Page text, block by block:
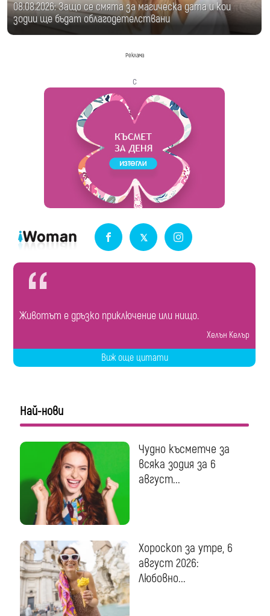
08.08.2026: Защо се смята за магическа дата и кои
зодии ще бъдат облагодетелствани
Реклама
с
Животът е дръзко приключение или нищо.
Хелън Келър
Виж още цитати
Най-нови
Чудно късметче за
всяка зодия за 6
август...
Хороскоп за утре, 6
август 2026:
Любовно...